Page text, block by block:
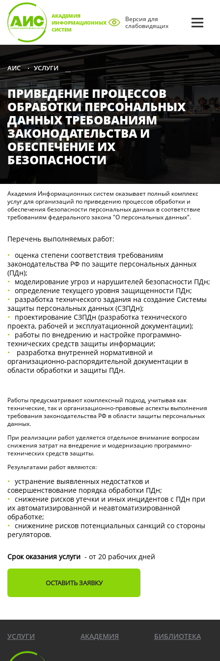
АКАДЕМИЯ
ИНФОРМАЦИОННЫХ
СИСТЕМ
Версия для
слабовидящих
АИС • УСЛУГИ • КОНСАЛТИНГ В ОБЛАСТИ
ПРИВЕДЕНИЕ ПРОЦЕССОВ
ОБРАБОТКИ ПЕРСОНАЛЬНЫХ
ДАННЫХ ТРЕБОВАНИЯМ
ЗАКОНОДАТЕЛЬСТВА И
ОБЕСПЕЧЕНИЕ ИХ
БЕЗОПАСНОСТИ
Академия Информационных систем оказывает полный комплекс
услуг для организаций по приведению процессов обработки и
обеспечения безопасности персональных данных в соответствие
требованиям федерального закона "О персональных данных".
Перечень выполняемых работ:
оценка степени соответствия требованиям
законодательства РФ по защите персональных данных
(ПДн);
моделирование угроз и нарушителей безопасности ПДн;
определение текущего уровня защищенности ПДн;
разработка технического задания на создание Системы
защиты персональных данных (СЗПДн);
проектирование СЗПДн (разработка технического
проекта, рабочей и эксплуатационной документации);
работы по внедрению и настройке программно-
технических средств защиты информации;
разработка внутренней нормативной и
организационно-распорядительной документации в
области обработки и защиты ПДн.
Работы предусматривают комплексный подход, учитывая как
технические, так и организационно-правовые аспекты выполнения
требования законодательства РФ в области защиты персональных
данных.
При реализации работ уделяется отдельное внимание вопросам
снижения затрат на внедрение и модернизацию программно-
технических средств защиты.
Результатами работ являются:
устранение выявленных недостатков и
совершенствование порядка обработки ПДн;
снижение рисков утечки и иных инцидентов с ПДн при
их автоматизированной и неавтоматизированной
обработке;
сниженине рисков потенциальных санкций со стороны
регуляторов.
Срок оказания услуги - от 20 рабочих дней
ОСТАВИТЬ ЗАЯВКУ
УСЛУГИ АКАДЕМИЯ БИБЛИОТЕКА